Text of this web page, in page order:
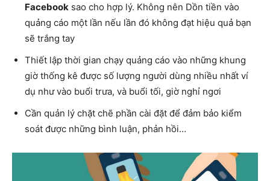
Facebook sao cho hợp lý. Không nên Dồn tiền vào
quảng cáo một lần nếu lần đó không đạt hiệu quả bạn
sẽ trắng tay
Thiết lập thời gian chạy quảng cáo vào những khung
giờ thống kê được số lượng người dùng nhiều nhất ví
dụ như vào buổi trưa, và buổi tối, giờ nghỉ ngơi
Cần quản lý chặt chẽ phần cài đặt để đảm bảo kiểm
soát được những bình luận, phản hồi…